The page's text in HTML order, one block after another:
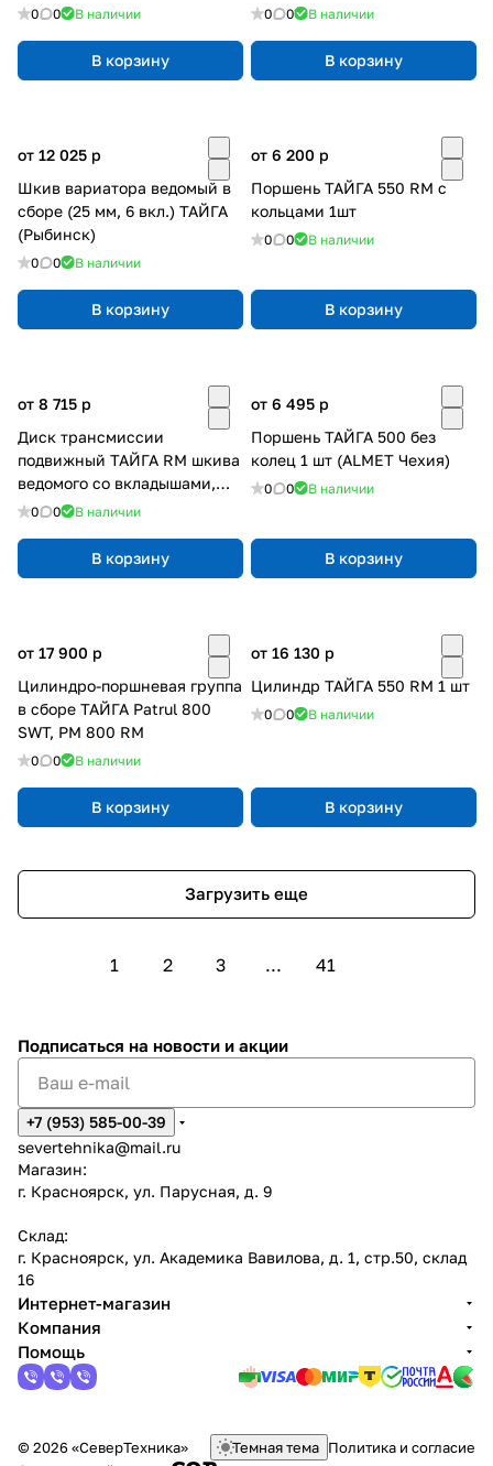
0 0 В наличии
В корзину
0 0 В наличии
В корзину
от 12 025 p
Шкив вариатора ведомый в
сборе (25 мм, 6 вкл.) ТАЙГА
(Рыбинск)
0 0 В наличии
В корзину
от 6 200 p
Поршень ТАЙГА 550 RM с
кольцами 1шт
0 0 В наличии
В корзину
от 8 715 p
Диск трансмиссии
подвижный ТАЙГА RM шкива
ведомого со вкладышами,
6вкл.
0 0 В наличии
В корзину
от 6 495 p
Поршень ТАЙГА 500 без
колец 1 шт (ALMET Чехия)
0 0 В наличии
В корзину
от 17 900 p
Цилиндро-поршневая группа
в сборе ТАЙГА Patrul 800
SWT, РМ 800 RM
0 0 В наличии
В корзину
от 16 130 p
Цилиндр ТАЙГА 550 RM 1 шт
0 0 В наличии
В корзину
Загрузить еще
1 2 3 ... 41
Подписаться на новости и акции
+7 (953) 585-00-39
severtehnika@mail.ru
Магазин:
г. Красноярск, ул. Парусная, д. 9
Склад:
г. Красноярск, ул. Академика Вавилова, д. 1, стр.50, склад
16
Интернет-магазин
Компания
Помощь
© 2026 «СеверТехника» Темная тема Политика и согласие